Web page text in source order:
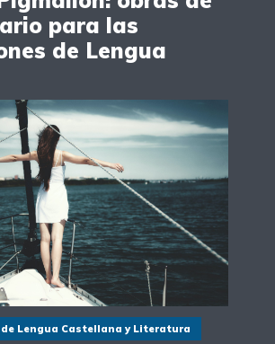
para las
de Lengua
Lengua Castellana y Literatura